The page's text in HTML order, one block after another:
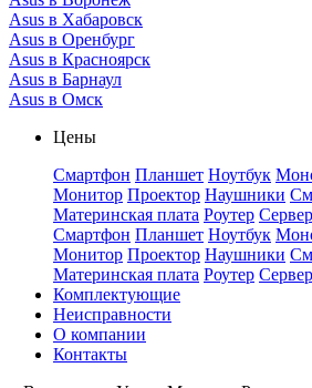
Asus в Хабаровск
Asus в Оренбург
Asus в Красноярск
Asus в Барнаул
Asus в Омск
Цены
Смартфон Планшет Ноутбук
Монитор Проектор Наушники
Материнская плата Роутер Сервер
Смартфон Планшет Ноутбук
Монитор Проектор Наушники
Материнская плата Роутер Сервер
Комплектующие
Неисправности
О компании
Контакты